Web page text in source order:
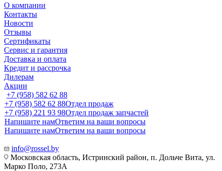
О компании
Контакты
Новости
Отзывы
Сертификаты
Сервис и гарантия
Доставка и оплата
Кредит и рассрочка
Дилерам
Акции
+7 (958) 582 62 88
+7 (958) 582 62 88Отдел продаж
+7 (958) 221 93 98Отдел продаж запчастей
Напишите намОтветим на ваши вопросы
Напишите намОтветим на ваши вопросы
info@rossel.by
Московская область, Истринский район, п. Дольче Вита, ул.
Марко Поло, 273А